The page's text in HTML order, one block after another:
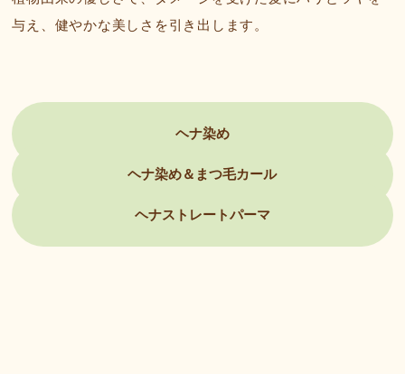
与え、健やかな美しさを引き出します。
ヘナ染め
ヘナ染め＆まつ毛カール
ヘナストレートパーマ